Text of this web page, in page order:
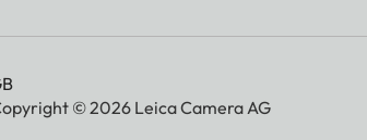
© 2026 Leica Camera AG